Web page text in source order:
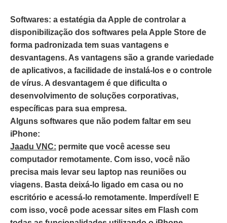
Softwares: a estatégia da Apple de controlar a
disponibilização dos softwares pela Apple Store de
forma padronizada tem suas vantagens e
desvantagens. As vantagens são a grande variedade
de aplicativos, a facilidade de instalá-los e o controle
de vírus. A desvantagem é que dificulta o
desenvolvimento de soluções corporativas,
específicas para sua empresa.
Alguns softwares que não podem faltar em seu
iPhone:
Jaadu VNC: permite que você acesse seu
computador remotamente. Com isso, você não
precisa mais levar seu laptop nas reuniões ou
viagens. Basta deixá-lo ligado em casa ou no
escritório e acessá-lo remotamente. Imperdível! E
com isso, você pode acessar sites em Flash com